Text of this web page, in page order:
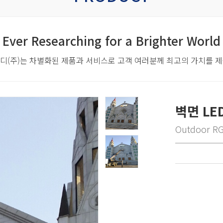
Ever Researching for a Brighter World
(주)는 차별화된 제품과 서비스로고객 여러분께 최고의 가치를
벽면
Outdoor